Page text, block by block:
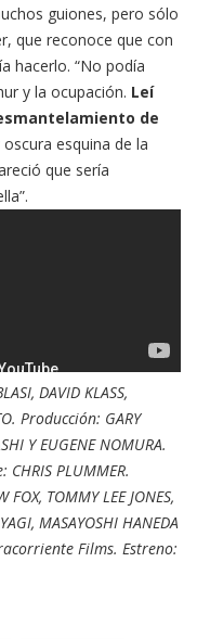
guiones, pero sólo
que reconoce que con
hacerlo. “No podía
y la ocupación. Leí
de
esquina de la
que sería
DAVID KLASS,
Producción: GARY
Y EUGENE NOMURA.
PLUMMER.
TOMMY LEE JONES,
MASAYOSHI HANEDA
Films. Estreno: